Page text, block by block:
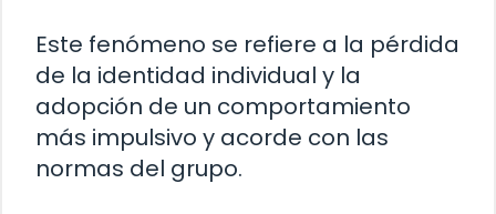
Este fenómeno se refiere a la pérdida
de la identidad individual y la
adopción de un comportamiento
más impulsivo y acorde con las
normas del grupo.